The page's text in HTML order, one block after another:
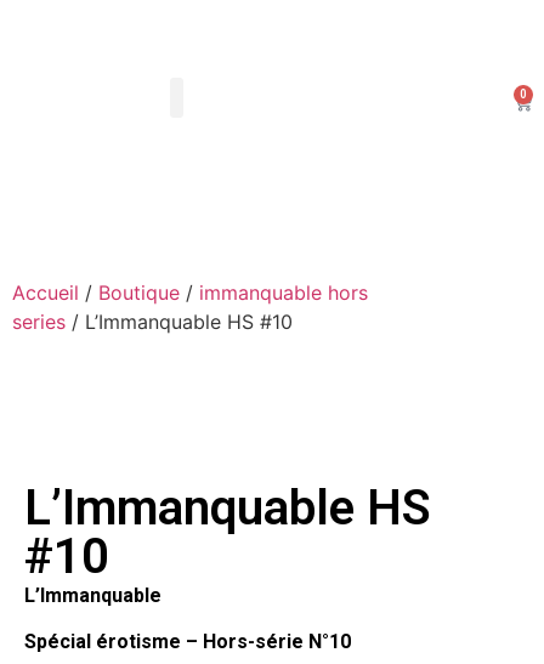
0
Accueil / Boutique / immanquable hors
series / L’Immanquable HS #10
L’Immanquable HS
#10
L’Immanquable
Spécial érotisme – Hors-série N°10